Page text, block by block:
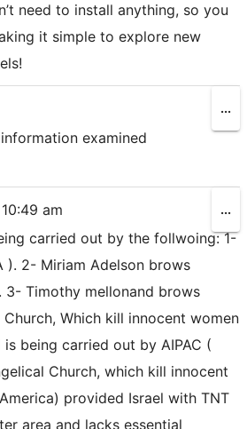
need to install anything, so you
it simple to explore new
examined
...
this
10:49 am
carried out by the follwoing: 1-
). 2- Miriam Adelson brows
3- Timothy mellonand brows
Which kill innocent women
being carried out by AIPAC (
Church, which kill innocent
provided Israel with TNT
area and lacks essential
...
this